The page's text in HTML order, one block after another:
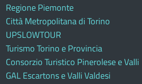
Regione Piemonte
Città Metropolitana di Torino
UPSLOWTOUR
Turismo Torino e Provincia
Consorzio Turistico Pinerolese e Valli
GAL Escartons e Valli Valdesi